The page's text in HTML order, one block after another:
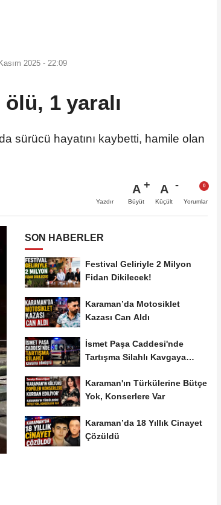
2025 - 22:09
1 yaralı
sürücü hayatını kaybetti, hamile olan
Yazdır
A
Büyüt
A
Küçült Yorumlar
SON HABERLER
Festival Geliriyle 2 Milyon
Fidan Dikilecek!
Karaman’da Motosiklet
Kazası Can Aldı
İsmet Paşa Caddesi'nde
Tartışma Silahlı Kavgaya
Karaman'ın Türkülerine Bütçe
Yok, Konserlere Var
Karaman’da 18 Yıllık Cinayet
Çözüldü